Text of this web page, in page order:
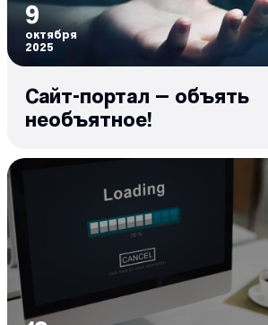
9
октября
2025
Сайт-портал — объять
необъятное!